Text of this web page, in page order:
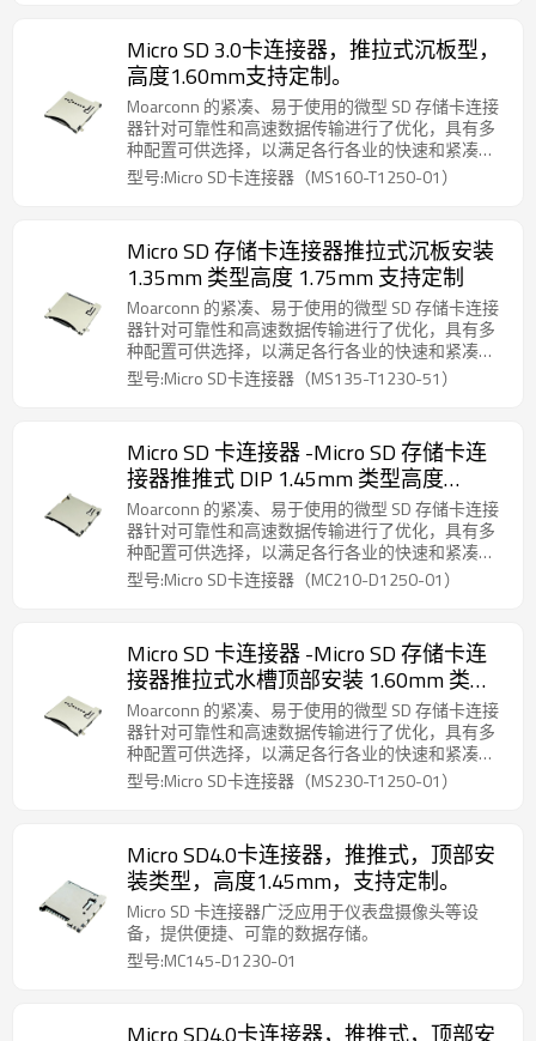
Micro SD 3.0卡连接器，推拉式沉板型，
高度1.60mm支持定制。
Moarconn 的紧凑、易于使用的微型 SD 存储卡连接
器针对可靠性和高速数据传输进行了优化，具有多
种配置可供选择，以满足各行各业的快速和紧凑的
连接要求。
型号:Micro SD卡连接器（MS160-T1250-01）
Micro SD 存储卡连接器推拉式沉板安装
1.35mm 类型高度 1.75mm 支持定制
Moarconn 的紧凑、易于使用的微型 SD 存储卡连接
器针对可靠性和高速数据传输进行了优化，具有多
种配置可供选择，以满足各行各业的快速和紧凑的
连接要求。
型号:Micro SD卡连接器（MS135-T1230-51）
Micro SD 卡连接器 -Micro SD 存储卡连
接器推推式 DIP 1.45mm 类型高度
2.10mm 支持定制。
Moarconn 的紧凑、易于使用的微型 SD 存储卡连接
器针对可靠性和高速数据传输进行了优化，具有多
种配置可供选择，以满足各行各业的快速和紧凑的
连接要求。
型号:Micro SD卡连接器（MC210-D1250-01）
Micro SD 卡连接器 -Micro SD 存储卡连
接器推拉式水槽顶部安装 1.60mm 类型
高度 2.30mm 支持定制。
Moarconn 的紧凑、易于使用的微型 SD 存储卡连接
器针对可靠性和高速数据传输进行了优化，具有多
种配置可供选择，以满足各行各业的快速和紧凑的
连接要求。
型号:Micro SD卡连接器（MS230-T1250-01）
Micro SD4.0卡连接器，推推式，顶部安
装类型，高度1.45mm，支持定制。
Micro SD 卡连接器广泛应用于仪表盘摄像头等设
备，提供便捷、可靠的数据存储。
型号:MC145-D1230-01
Micro SD4.0卡连接器，推推式，顶部安